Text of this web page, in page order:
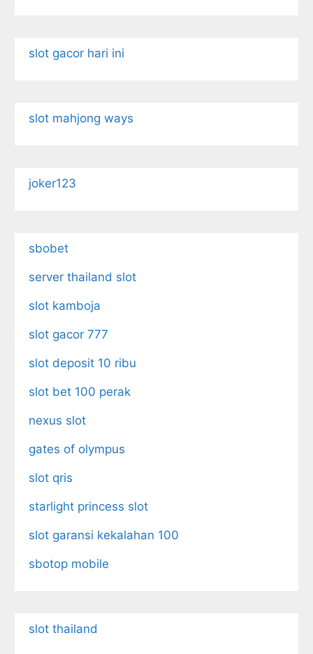
slot gacor hari ini
slot mahjong ways
joker123
sbobet
server thailand slot
slot kamboja
slot gacor 777
slot deposit 10 ribu
slot bet 100 perak
nexus slot
gates of olympus
slot qris
starlight princess slot
slot garansi kekalahan 100
sbotop mobile
slot thailand